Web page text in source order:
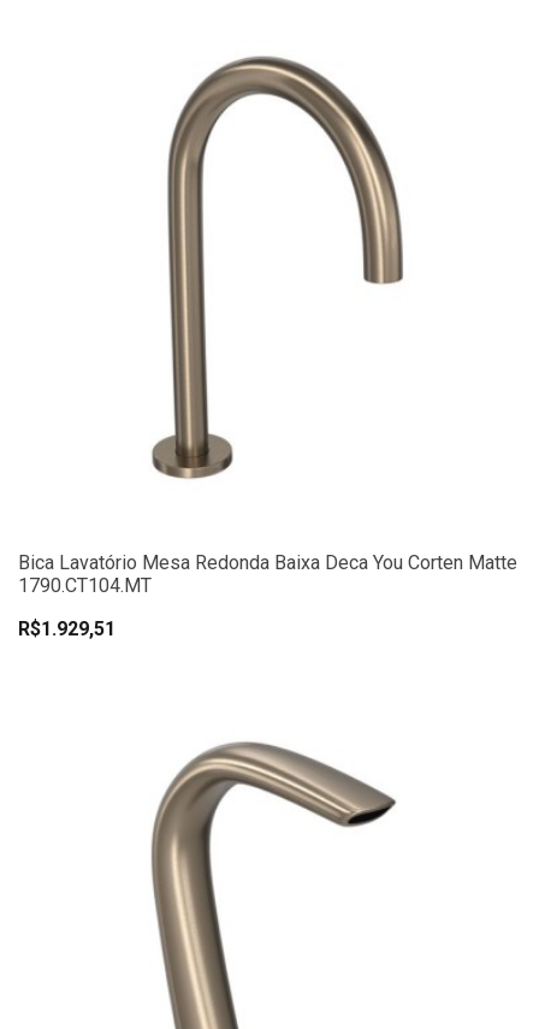
Bica Lavatório Mesa Redonda Baixa Deca You Corten Matte
1790.CT104.MT
R$1.929,51